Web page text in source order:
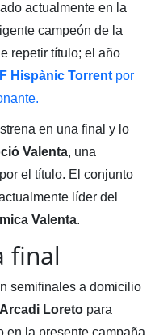
actualmente en la
campeón de la
repetir título; el año
Hispànic Torrentpor
en una final y lo
Valenta, una
el título. El conjunto
líder del
Valenta.
final
semifinales a domicilio
Loretopara
en la presente campaña.